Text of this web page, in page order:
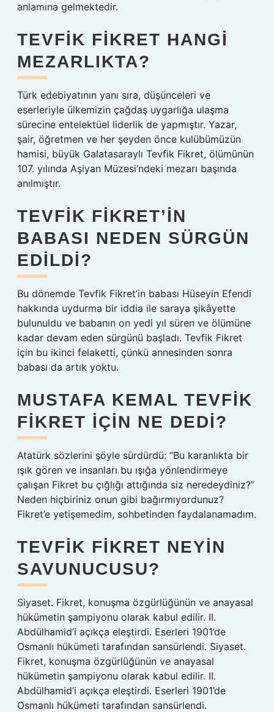
anlamına gelmektedir.
TEVFIK FIKRET HANGI
MEZARLIKTA?
Türk edebiyatının yanı sıra, düşünceleri ve
eserleriyle ülkemizin çağdaş uygarlığa ulaşma
sürecine entelektüel liderlik de yapmıştır. Yazar,
şair, öğretmen ve her şeyden önce kulübümüzün
hamisi, büyük Galatasaraylı Tevfik Fikret, ölümünün
107. yılında Aşiyan Müzesi’ndeki mezarı başında
anılmıştır.
TEVFIK FIKRET’IN
BABASI NEDEN SÜRGÜN
EDILDI?
Bu dönemde Tevfik Fikret’in babası Hüseyin Efendi
hakkında uydurma bir iddia ile saraya şikâyette
bulunuldu ve babanın on yedi yıl süren ve ölümüne
kadar devam eden sürgünü başladı. Tevfik Fikret
için bu ikinci felaketti, çünkü annesinden sonra
babası da artık yoktu.
MUSTAFA KEMAL TEVFIK
FIKRET IÇIN NE DEDI?
Atatürk sözlerini şöyle sürdürdü: “Bu karanlıkta bir
ışık gören ve insanları bu ışığa yönlendirmeye
çalışan Fikret bu çığlığı attığında siz neredeydiniz?”
Neden hiçbiriniz onun gibi bağırmıyordunuz?
Fikret’e yetişemedim, sohbetinden faydalanamadım.
TEVFIK FIKRET NEYIN
SAVUNUCUSU?
Siyaset. Fikret, konuşma özgürlüğünün ve anayasal
hükümetin şampiyonu olarak kabul edilir. II.
Abdülhamid’i açıkça eleştirdi. Eserleri 1901’de
Osmanlı hükümeti tarafından sansürlendi. Siyaset.
Fikret, konuşma özgürlüğünün ve anayasal
hükümetin şampiyonu olarak kabul edilir. II.
Abdülhamid’i açıkça eleştirdi. Eserleri 1901’de
Osmanlı hükümeti tarafından sansürlendi.